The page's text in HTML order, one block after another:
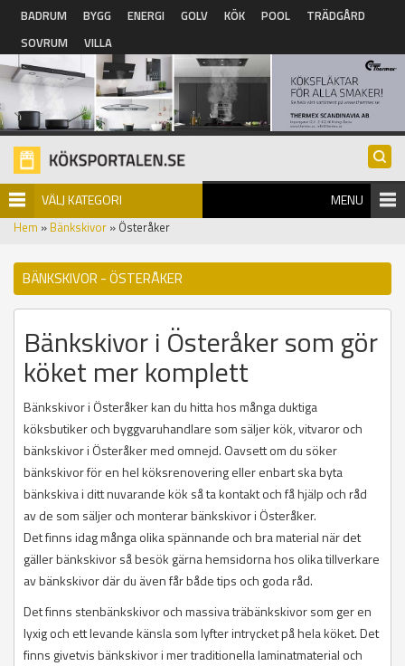
Hoppa till huvudinnehåll
BADRUM BYGG ENERGI GOLV KÖK POOL
TRÄDGÅRD
SOVRUM
VILLA
VÄLJ KATEGORI MENU
Hem » Bänkskivor » Österåker
BÄNKSKIVOR - ÖSTERÅKER
Bänkskivor i Österåker som gör
köket mer komplett
Bänkskivor i Österåker kan du hitta hos många duktiga
köksbutiker och byggvaruhandlare som säljer kök, vitvaror och
bänkskivor i Österåker med omnejd. Oavsett om du söker
bänkskivor för en hel köksrenovering eller enbart ska byta
bänkskiva i ditt nuvarande kök så ta kontakt och få hjälp och råd
av de som säljer och monterar bänkskivor i Österåker.
Det finns idag många olika spännande och bra material när det
gäller bänkskivor så besök gärna hemsidorna hos olika tillverkare
av bänkskivor där du även får både tips och goda råd.
Det finns stenbänkskivor och massiva träbänkskivor som ger en
lyxig och ett levande känsla som lyfter intrycket på hela köket. Det
finns givetvis bänkskivor i mer traditionella laminatmaterial och